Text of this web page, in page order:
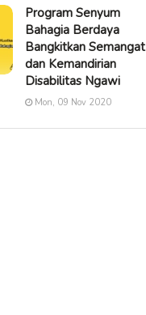
Program Senyum
Bahagia Berdaya
Bangkitkan Semangat
dan Kemandirian
Disabilitas Ngawi
Mon, 09 Nov 2020